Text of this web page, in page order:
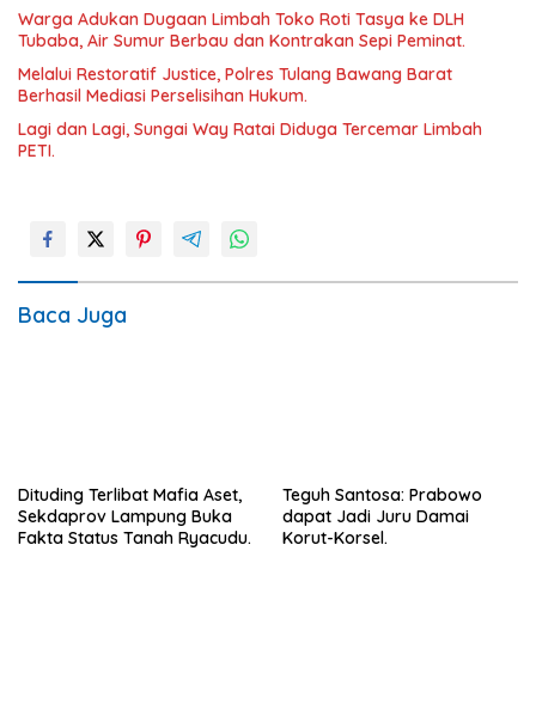
Warga Adukan Dugaan Limbah Toko Roti Tasya ke DLH
Tubaba, Air Sumur Berbau dan Kontrakan Sepi Peminat.
Melalui Restoratif Justice, Polres Tulang Bawang Barat
Berhasil Mediasi Perselisihan Hukum.
Lagi dan Lagi, Sungai Way Ratai Diduga Tercemar Limbah
PETI.
Baca Juga
Dituding Terlibat Mafia Aset,
Sekdaprov Lampung Buka
Fakta Status Tanah Ryacudu.
Teguh Santosa: Prabowo
dapat Jadi Juru Damai
Korut-Korsel.